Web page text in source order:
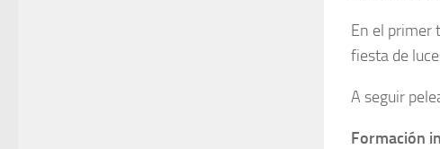
En el primer
fiesta de
A seguir
Formación